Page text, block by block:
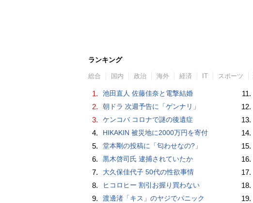
ランキング
総合 国内 政治 海外 経済 IT スポーツ
1. 池田直人 佐藤佳奈と電撃結婚
2. 朝ドラ 次週予告に「ゲンナリ」
3. ケンコバ コロナで謎の後遺症
4. HIKAKIN 被災地に2000万円を寄付
5. 堂本剛の投稿に「匂わせなの?」
6. 黒木啓司氏 逮捕されていたか
7. 大久保佳代子 50代の性欲事情
8. ヒコロヒー 割引お握り買わない
9. 渡邊渚「キス」のヤジでパニック
11.
12.
13.
14.
15.
16.
17.
18.
19.